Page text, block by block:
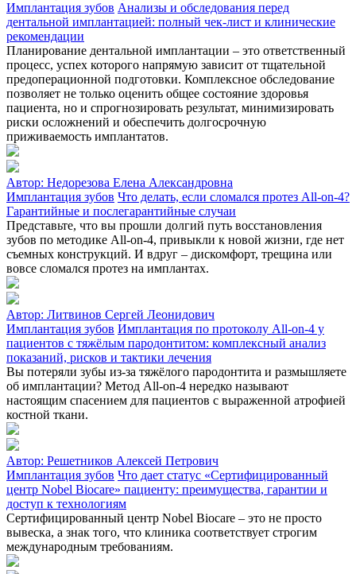
Имплантация зубов Анализы и обследования перед
дентальной имплантацией: полный чек-лист и клинические
рекомендации
Планирование дентальной имплантации – это ответственный
процесс, успех которого напрямую зависит от тщательной
предоперационной подготовки. Комплексное обследование
позволяет не только оценить общее состояние здоровья
пациента, но и спрогнозировать результат, минимизировать
риски осложнений и обеспечить долгосрочную
приживаемость имплантатов.
Автор: Недорезова Елена Александровна
Имплантация зубов Что делать, если сломался протез All-on-4?
Гарантийные и послегарантийные случаи
Представьте, что вы прошли долгий путь восстановления
зубов по методике All-on-4, привыкли к новой жизни, где нет
съемных конструкций. И вдруг – дискомфорт, трещина или
вовсе сломался протез на имплантах.
Автор: Литвинов Сергей Леонидович
Имплантация зубов Имплантация по протоколу All-on-4 у
пациентов с тяжёлым пародонтитом: комплексный анализ
показаний, рисков и тактики лечения
Вы потеряли зубы из‑за тяжёлого пародонтита и размышляете
об имплантации? Метод All‑on‑4 нередко называют
настоящим спасением для пациентов с выраженной атрофией
костной ткани.
Автор: Решетников Алексей Петрович
Имплантация зубов Что дает статус «Сертифицированный
центр Nobel Biocare» пациенту: преимущества, гарантии и
доступ к технологиям
Сертифицированный центр Nobel Biocare – это не просто
вывеска, а знак того, что клиника соответствует строгим
международным требованиям.